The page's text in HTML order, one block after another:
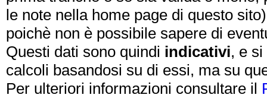
le note nella home page di questo
poichè non è possibile sapere di
Questi dati sono quindi indicativi, e
calcoli basandosi su di essi, ma su
Per ulteriori informazioni consultare il